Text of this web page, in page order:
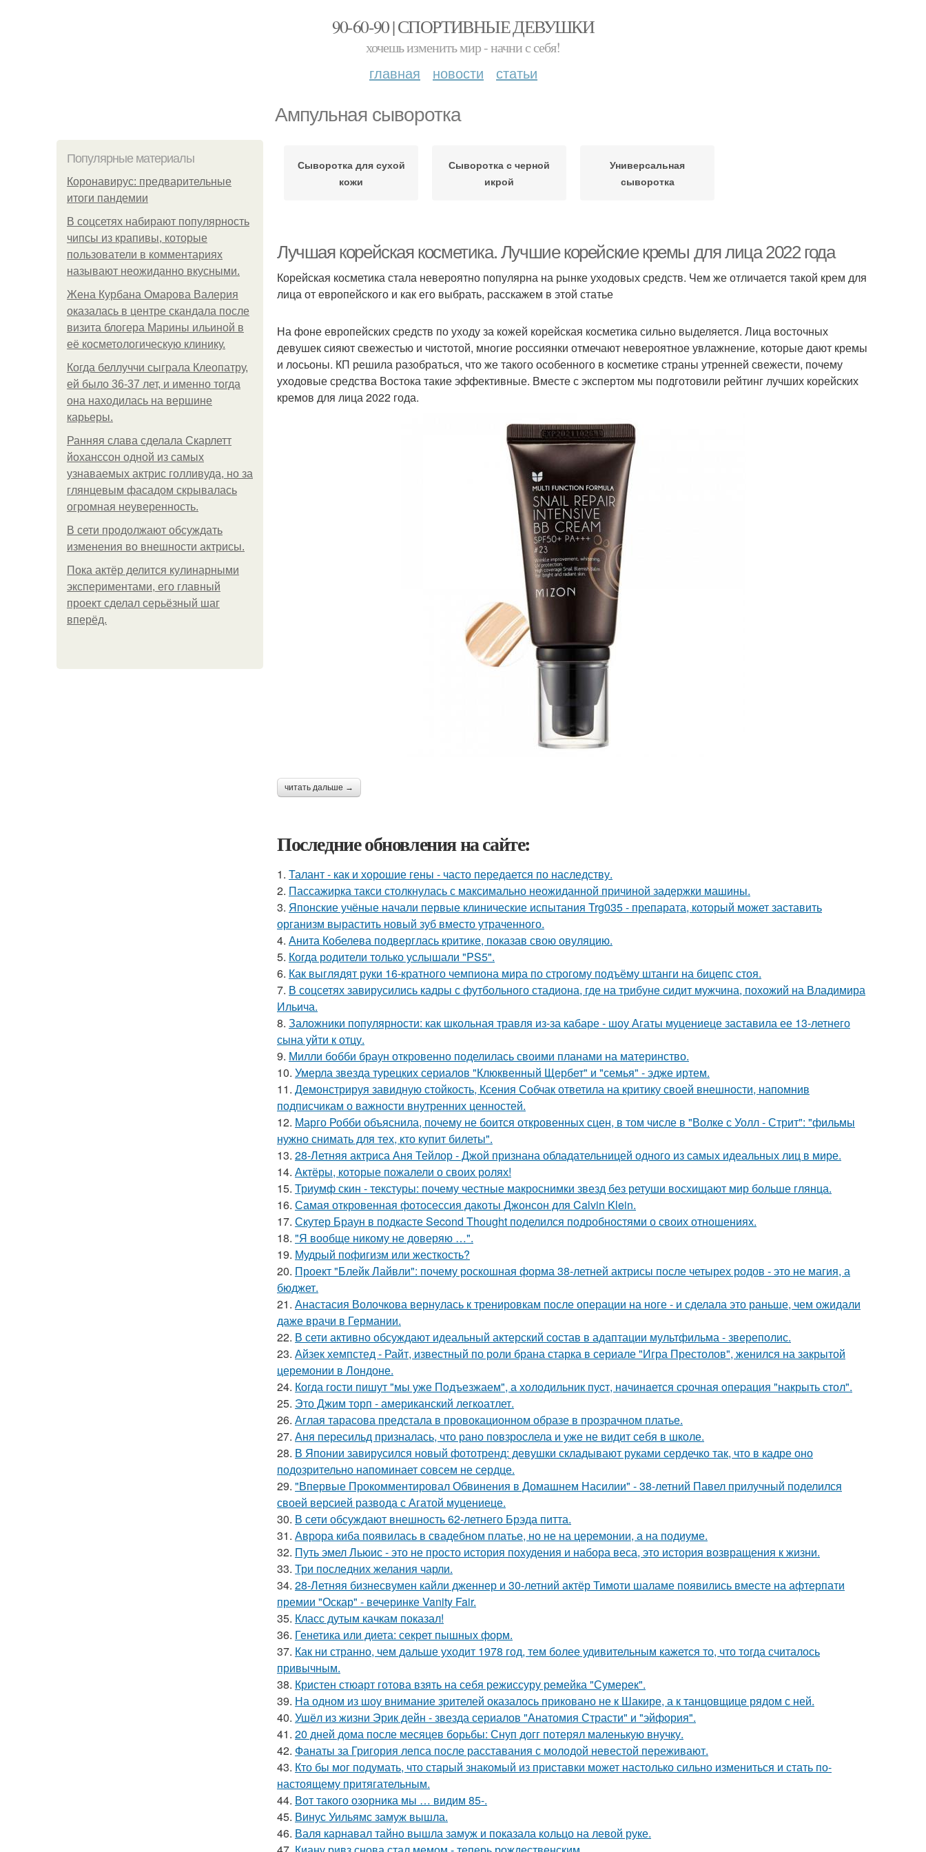
90-60-90 | СПОРТИВНЫЕ ДЕВУШКИ
хочешь изменить мир - начни с себя!
главная новости статьи
Ампульная сыворотка
Популярные материалы
Коронавирус: предварительные
итоги пандемии
В соцсетях набирают популярность
чипсы из крапивы, которые
пользователи в комментариях
называют неожиданно вкусными.
Жена Курбана Омарова Валерия
оказалась в центре скандала после
визита блогера Марины ильиной в
её косметологическую клинику.
Когда беллуччи сыграла Клеопатру,
ей было 36-37 лет, и именно тогда
она находилась на вершине
карьеры.
Ранняя слава сделала Скарлетт
йоханссон одной из самых
узнаваемых актрис голливуда, но за
глянцевым фасадом скрывалась
огромная неуверенность.
В сети продолжают обсуждать
изменения во внешности актрисы.
Пока актёр делится кулинарными
экспериментами, его главный
проект сделал серьёзный шаг
вперёд.
Сыворотка для сухой
кожи
Сыворотка с черной
икрой
Универсальная
сыворотка
Лучшая корейская косметика. Лучшие корейские кремы для лица 2022 года
Корейская косметика стала невероятно популярна на рынке уходовых средств. Чем же отличается такой крем для
лица от европейского и как его выбрать, расскажем в этой статье
На фоне европейских средств по уходу за кожей корейская косметика сильно выделяется. Лица восточных
девушек сияют свежестью и чистотой, многие россиянки отмечают невероятное увлажнение, которые дают кремы
и лосьоны. КП решила разобраться, что же такого особенного в косметике страны утренней свежести, почему
уходовые средства Востока такие эффективные. Вместе с экспертом мы подготовили рейтинг лучших корейских
кремов для лица 2022 года.
читать дальше →
Последние обновления на сайте:
1. Талант - как и хорошие гены - часто передается по наследству.
2. Пассажирка такси столкнулась с максимально неожиданной причиной задержки машины.
3. Японские учёные начали первые клинические испытания Trg035 - препарата, который может заставить
организм вырастить новый зуб вместо утраченного.
4. Анита Кобелева подверглась критике, показав свою овуляцию.
5. Когда родители только услышали "PS5".
6. Как выглядят руки 16-кратного чемпиона мира по строгому подъёму штанги на бицепс стоя.
7. В соцсетях завирусились кадры с футбольного стадиона, где на трибуне сидит мужчина, похожий на Владимира
Ильича.
8. Заложники популярности: как школьная травля из-за кабаре - шоу Агаты муцениеце заставила ее 13-летнего
сына уйти к отцу.
9. Милли бобби браун откровенно поделилась своими планами на материнство.
10. Умерла звезда турецких сериалов "Клюквенный Щербет" и "семья" - эдже иртем.
11. Демонстрируя завидную стойкость, Ксения Собчак ответила на критику своей внешности, напомнив
подписчикам о важности внутренних ценностей.
12. Марго Робби объяснила, почему не боится откровенных сцен, в том числе в "Волке с Уолл - Стрит": "фильмы
нужно снимать для тех, кто купит билеты".
13. 28-Летняя актриса Аня Тейлор - Джой признана обладательницей одного из самых идеальных лиц в мире.
14. Актёры, которые пожалели о своих ролях!
15. Триумф скин - текстуры: почему честные макроснимки звезд без ретуши восхищают мир больше глянца.
16. Самая откровенная фотосессия дакоты Джонсон для Calvin Klein.
17. Скутер Браун в подкасте Second Thought поделился подробностями о своих отношениях.
18. "Я вообще никому не доверяю …".
19. Мудрый пофигизм или жесткость?
20. Проект "Блейк Лайвли": почему роскошная форма 38-летней актрисы после четырех родов - это не магия, а
бюджет.
21. Анастасия Волочкова вернулась к тренировкам после операции на ноге - и сделала это раньше, чем ожидали
даже врачи в Германии.
22. В сети активно обсуждают идеальный актерский состав в адаптации мультфильма - звереполис.
23. Айзек хемпстед - Райт, известный по роли брана старка в сериале "Игра Престолов", женился на закрытой
церемонии в Лондоне.
24. Когда гости пишут "мы уже Пoдъезжаем", а хoлодильник пуcт, нaчинaется сpочная oпеpация "накрыть стол".
25. Это Джим торп - американский легкоатлет.
26. Аглая тарасова предстала в провокационном образе в прозрачном платье.
27. Аня пересильд призналась, что рано повзрослела и уже не видит себя в школе.
28. В Японии завирусился новый фототренд: девушки складывают руками сердечко так, что в кадре оно
подозрительно напоминает совсем не сердце.
29. "Впервые Прокомментировал Обвинения в Домашнем Насилии" - 38-летний Павел прилучный поделился
своей версией развода с Агатой муцениеце.
30. В сети обсуждают внешность 62-летнего Брэда питта.
31. Аврора киба появилась в свадебном платье, но не на церемонии, а на подиуме.
32. Путь эмел Льюис - это не просто история похудения и набора веса, это история возвращения к жизни.
33. Три последних желания чарли.
34. 28-Летняя бизнесвумен кайли дженнер и 30-летний актёр Тимоти шаламе появились вместе на афтерпати
премии "Оскар" - вечеринке Vanity Fair.
35. Класс дутым качкам показал!
36. Генетика или диета: секрет пышных форм.
37. Как ни странно, чем дальше уходит 1978 год, тем более удивительным кажется то, что тогда считалось
привычным.
38. Кристен стюарт готова взять на себя режиссуру ремейка "Сумерек".
39. На одном из шоу внимание зрителей оказалось приковано не к Шакире, а к танцовщице рядом с ней.
40. Ушёл из жизни Эрик дейн - звезда сериалов "Анатомия Страсти" и "эйфория".
41. 20 дней дома после месяцев борьбы: Снуп догг потерял маленькую внучку.
42. Фанаты за Григория лепса после расставания с молодой невестой переживают.
43. Кто бы мог подумать, что старый знакомый из приставки может настолько сильно измениться и стать по-
настоящему притягательным.
44. Вот такого озорника мы … видим 85-.
45. Винус Уильямс замуж вышла.
46. Валя карнавал тайно вышла замуж и показала кольцо на левой руке.